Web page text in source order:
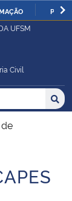
UFSM
Civil
Sítio